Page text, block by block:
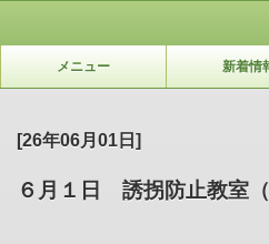
メニュー 新着情
[26年06月01日]
６月１日 誘拐防止教室（